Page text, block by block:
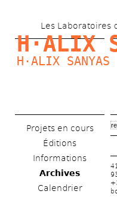
au
contenu
principal
Les Laboratoires
H·ALIX
H·ALIX SANYAS
Projets en cours
Éditions
Informations
Archives
Calendrier